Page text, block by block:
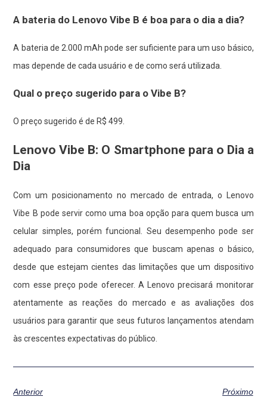
A bateria do Lenovo Vibe B é boa para o dia a dia?
A bateria de 2.000 mAh pode ser suficiente para um uso básico,
mas depende de cada usuário e de como será utilizada.
Qual o preço sugerido para o Vibe B?
O preço sugerido é de R$ 499.
Lenovo Vibe B: O Smartphone para o Dia a
Dia
Com um posicionamento no mercado de entrada, o Lenovo
Vibe B pode servir como uma boa opção para quem busca um
celular simples, porém funcional. Seu desempenho pode ser
adequado para consumidores que buscam apenas o básico,
desde que estejam cientes das limitações que um dispositivo
com esse preço pode oferecer. A Lenovo precisará monitorar
atentamente as reações do mercado e as avaliações dos
usuários para garantir que seus futuros lançamentos atendam
às crescentes expectativas do público.
Anterior Próximo